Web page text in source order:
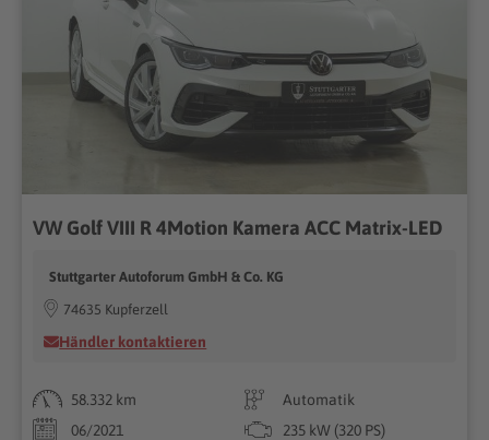
VW Golf VIII R 4Motion Kamera ACC Matrix-LED
Stuttgarter Autoforum GmbH & Co. KG
74635 Kupferzell
Händler kontaktieren
58.332 km
Automatik
06/2021
235 kW (320 PS)